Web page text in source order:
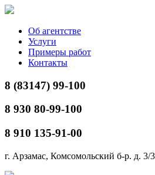
Об агентстве
Услуги
Примеры работ
Контакты
8 (83147) 99-100
8 930 80-99-100
8 910 135-91-00
г. Арзамас, Комсомольский б-р. д. 3/